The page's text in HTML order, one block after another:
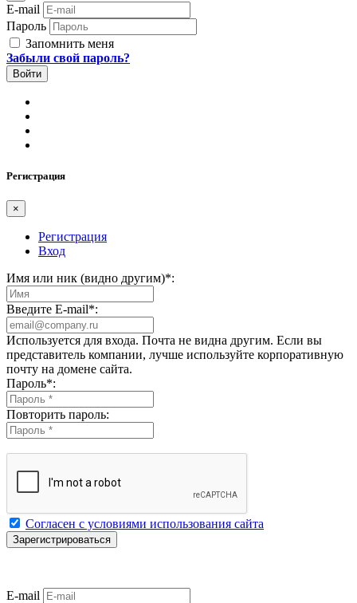
E-mail
Пароль
Запомнить меня
Забыли свой пароль?
Регистрация
×
Регистрация
Вход
Имя или ник (видно другим)*:
Введите E-mail*:
Используется для входа. Почта не видна другим. Если вы
представитель компании, лучше используйте корпоративную
почту на домене сайта.
Пароль*:
Повторить пароль:
Согласен с условиями использования сайта
E-mail